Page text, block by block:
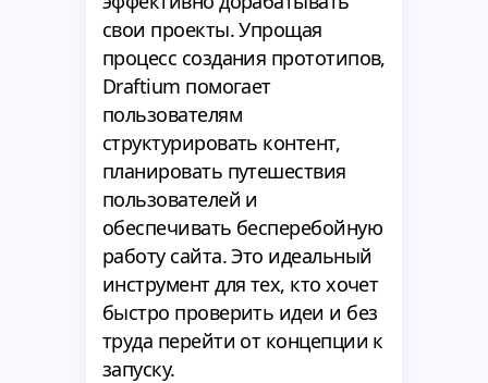
свои проекты. Упрощая
процесс создания прототипов,
Draftium помогает
пользователям
структурировать контент,
планировать путешествия
пользователей и
обеспечивать бесперебойную
работу сайта. Это идеальный
инструмент для тех, кто хочет
быстро проверить идеи и без
труда перейти от концепции к
запуску.